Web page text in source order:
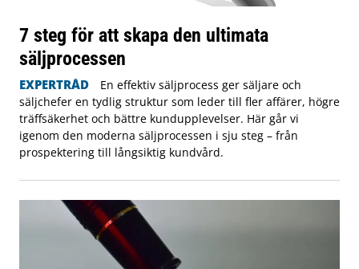
7 steg för att skapa den ultimata
säljprocessen
EXPERTRÅD
En effektiv säljprocess ger säljare och
säljchefer en tydlig struktur som leder till fler affärer, högre
träffsäkerhet och bättre kundupplevelser. Här går vi
igenom den moderna säljprocessen i sju steg – från
prospektering till långsiktig kundvård.